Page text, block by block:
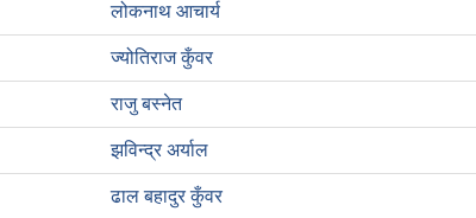
लोकनाथ आचार्य
ज्योतिराज कुँवर
राजु बस्नेत
झविन्द्र अर्याल
ढाल बहादुर कुँवर